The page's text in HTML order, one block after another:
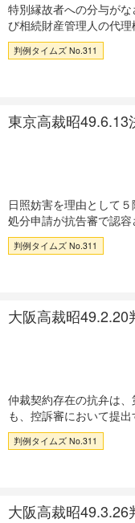
特別縁故者への分与が
び相続財産管理人の代
判例タイムズ No.311
東京高裁昭49.6.13
日照妨害を理由として
処分申請が抗告審で認
判例タイムズ No.311
大阪高裁昭49.2.20
仲裁契約存在の抗弁は
も、控訴審において提
判例タイムズ No.311
大阪高裁昭49.3.26